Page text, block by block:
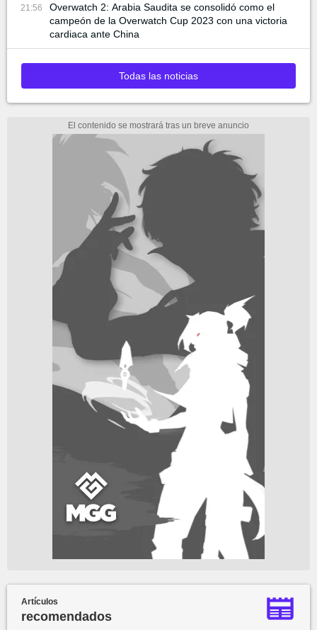
21:56
Overwatch 2: Arabia Saudita se consolidó como el
campeón de la Overwatch Cup 2023 con una victoria
cardiaca ante China
Todas las noticias
Artículos
recomendados